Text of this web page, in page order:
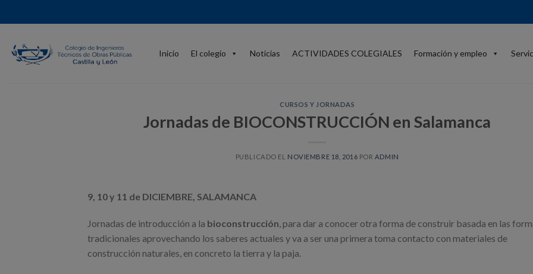
to
Inicio El colegio Noticias ACTIVIDADES COLEGIALES Formación y empleo
CURSOS Y JORNADAS
Jornadas de BIOCONSTRUCCIÓN en Salamanca
PUBLICADO EL NOVIEMBRE 18, 2016 POR ADMIN
9, 10 y 11 de DICIEMBRE, SALAMANCA
Jornadas de introducción a la bioconstrucción, para dar a conocer otra forma de construir basada en las
tradicionales aprovechando los saberes actuales y va a ser una primera toma contacto con materiales de
construcción naturales, en concreto la tierra y la paja.